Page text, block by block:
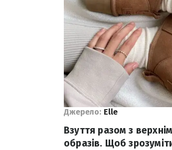
Джерело: Elle
Взуття разом з
образів. Щоб